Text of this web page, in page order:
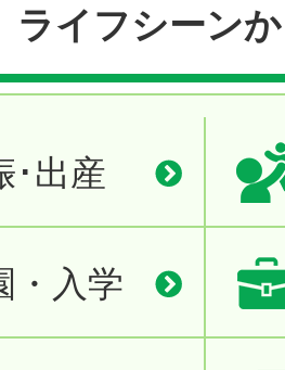
ライフシーン
･出産
・入学